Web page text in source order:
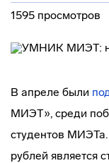
1595 просмотров
В апреле были
МИЭТ», среди
студентов
рублей является